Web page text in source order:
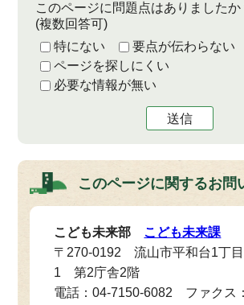
このページに問題点はありましたか
(複数回答可)
特にない
要点が伝わらない
ページを探しにくい
必要な情報が無い
送信
このページに関するお問
こども未来部 こども未来課
〒270-0192 流山市平和台1丁
1 第2庁舎2階
電話：04-7150-6082 ファクス